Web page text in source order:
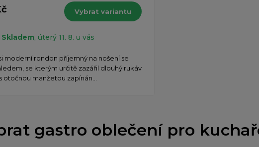
Vybrat variantu
Skladem, úterý 11. 8. u vás
moderní rondon příjemný na nošení se
se kterým určitě zazářil dlouhý rukáv
s otočnou manžetou zapínán...
gastro oblečení pro